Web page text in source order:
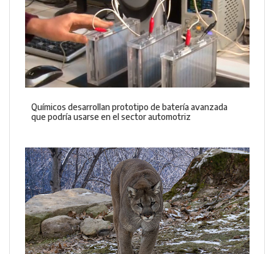
Químicos desarrollan prototipo de batería avanzada
que podría usarse en el sector automotriz